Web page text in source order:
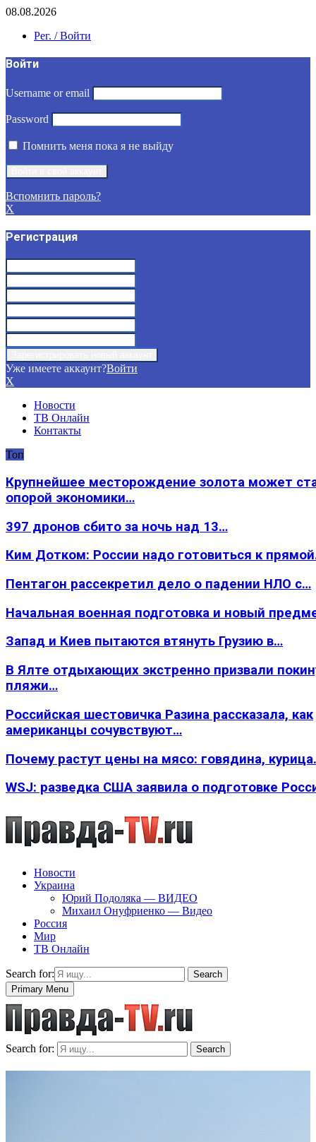
08.08.2026
Рег. / Войти
Войти
Username or email
Password
Помнить меня пока я не выйду
Вспомнить пароль?
X
Регистрация
Уже имеете аккаунт?Войти
X
Новости
ТВ Онлайн
Контакты
Топ
Крупнейшее месторождение золота может
опорой экономики…
397 дронов сбито за ночь над 13…
Ким Дотком: России надо готовиться к
Пентагон рассекретил дело о падении НЛО с…
Начальная военная подготовка и новый
Запад и Киев пытаются втянуть Грузию в…
В Ялте отдыхающих экстренно призвали
пляжи…
Российская шестовичка Разина рассказала, как
американцы сочувствуют…
Почему растут цены на мясо: говядина,
WSJ: разведка США заявила о подготовке
Новости
Украина
Юрий Подоляка — ВИДЕО
Михаил Онуфриенко — Видео
Россия
Мир
ТВ Онлайн
Search for:
Search
Primary Menu
Search for: Search